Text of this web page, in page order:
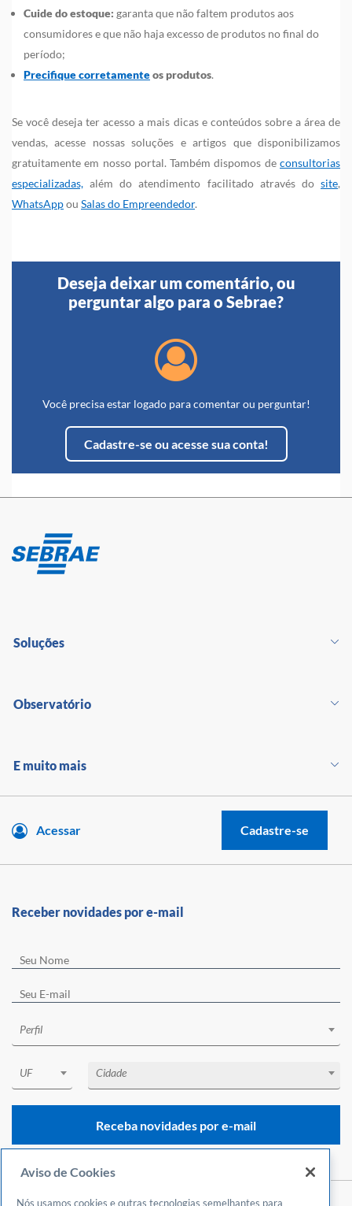
Cuide do estoque: garanta que não faltem produtos aos
consumidores e que não haja excesso de produtos no final do
período;
Precifique corretamenteos produtos.
Se você deseja ter acesso a mais dicas e conteúdos sobre a área de
vendas, acesse nossas soluções e artigos que disponibilizamos
gratuitamente em nosso portal. Também dispomos de consultorias
especializadas, além do atendimento facilitado através do site,
WhatsAppou Salas do Empreendedor.
Deseja deixar um comentário, ou
perguntar algo para o Sebrae?
Você precisa estar logado para comentar ou perguntar!
Cadastre-se ou acesse sua conta!
Soluções
Observatório
E muito mais
Acessar Cadastre-se
Receber novidades por e-mail
Perfil
UF Cidade
Receba novidades por e-mail
Aviso de Cookies
Nós usamos cookies e outras tecnologias semelhantes para